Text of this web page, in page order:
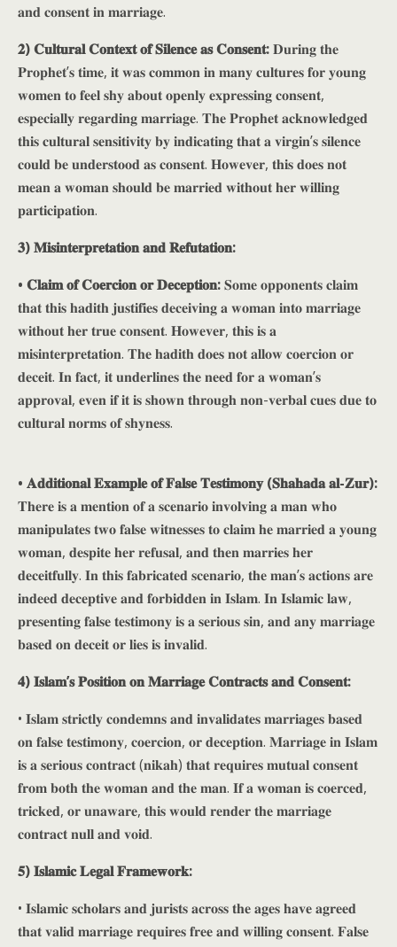
𝐚𝐧𝐝 𝐜𝐨𝐧𝐬𝐞𝐧𝐭 𝐢𝐧 𝐦𝐚𝐫𝐫𝐢𝐚𝐠𝐞.
𝟐) 𝐂𝐮𝐥𝐭𝐮𝐫𝐚𝐥 𝐂𝐨𝐧𝐭𝐞𝐱𝐭 𝐨𝐟 𝐒𝐢𝐥𝐞𝐧𝐜𝐞 𝐚𝐬 𝐂𝐨𝐧𝐬𝐞𝐧𝐭:𝐃𝐮𝐫𝐢𝐧𝐠 𝐭𝐡𝐞
𝐏𝐫𝐨𝐩𝐡𝐞𝐭’𝐬 𝐭𝐢𝐦𝐞, 𝐢𝐭 𝐰𝐚𝐬 𝐜𝐨𝐦𝐦𝐨𝐧 𝐢𝐧 𝐦𝐚𝐧𝐲 𝐜𝐮𝐥𝐭𝐮𝐫𝐞𝐬 𝐟𝐨𝐫 𝐲𝐨𝐮𝐧𝐠
𝐰𝐨𝐦𝐞𝐧 𝐭𝐨 𝐟𝐞𝐞𝐥 𝐬𝐡𝐲 𝐚𝐛𝐨𝐮𝐭 𝐨𝐩𝐞𝐧𝐥𝐲 𝐞𝐱𝐩𝐫𝐞𝐬𝐬𝐢𝐧𝐠 𝐜𝐨𝐧𝐬𝐞𝐧𝐭,
𝐞𝐬𝐩𝐞𝐜𝐢𝐚𝐥𝐥𝐲 𝐫𝐞𝐠𝐚𝐫𝐝𝐢𝐧𝐠 𝐦𝐚𝐫𝐫𝐢𝐚𝐠𝐞. 𝐓𝐡𝐞 𝐏𝐫𝐨𝐩𝐡𝐞𝐭 𝐚𝐜𝐤𝐧𝐨𝐰𝐥𝐞𝐝𝐠𝐞𝐝
𝐭𝐡𝐢𝐬 𝐜𝐮𝐥𝐭𝐮𝐫𝐚𝐥 𝐬𝐞𝐧𝐬𝐢𝐭𝐢𝐯𝐢𝐭𝐲 𝐛𝐲 𝐢𝐧𝐝𝐢𝐜𝐚𝐭𝐢𝐧𝐠 𝐭𝐡𝐚𝐭 𝐚 𝐯𝐢𝐫𝐠𝐢𝐧’𝐬 𝐬𝐢𝐥𝐞𝐧𝐜𝐞
𝐜𝐨𝐮𝐥𝐝 𝐛𝐞 𝐮𝐧𝐝𝐞𝐫𝐬𝐭𝐨𝐨𝐝 𝐚𝐬 𝐜𝐨𝐧𝐬𝐞𝐧𝐭. 𝐇𝐨𝐰𝐞𝐯𝐞𝐫, 𝐭𝐡𝐢𝐬 𝐝𝐨𝐞𝐬 𝐧𝐨𝐭
𝐦𝐞𝐚𝐧 𝐚 𝐰𝐨𝐦𝐚𝐧 𝐬𝐡𝐨𝐮𝐥𝐝 𝐛𝐞 𝐦𝐚𝐫𝐫𝐢𝐞𝐝 𝐰𝐢𝐭𝐡𝐨𝐮𝐭 𝐡𝐞𝐫 𝐰𝐢𝐥𝐥𝐢𝐧𝐠
𝐩𝐚𝐫𝐭𝐢𝐜𝐢𝐩𝐚𝐭𝐢𝐨𝐧.
𝟑) 𝐌𝐢𝐬𝐢𝐧𝐭𝐞𝐫𝐩𝐫𝐞𝐭𝐚𝐭𝐢𝐨𝐧 𝐚𝐧𝐝 𝐑𝐞𝐟𝐮𝐭𝐚𝐭𝐢𝐨𝐧:
• 𝐂𝐥𝐚𝐢𝐦 𝐨𝐟 𝐂𝐨𝐞𝐫𝐜𝐢𝐨𝐧 𝐨𝐫 𝐃𝐞𝐜𝐞𝐩𝐭𝐢𝐨𝐧:𝐒𝐨𝐦𝐞 𝐨𝐩𝐩𝐨𝐧𝐞𝐧𝐭𝐬 𝐜𝐥𝐚𝐢𝐦
𝐭𝐡𝐚𝐭 𝐭𝐡𝐢𝐬 𝐡𝐚𝐝𝐢𝐭𝐡 𝐣𝐮𝐬𝐭𝐢𝐟𝐢𝐞𝐬 𝐝𝐞𝐜𝐞𝐢𝐯𝐢𝐧𝐠 𝐚 𝐰𝐨𝐦𝐚𝐧 𝐢𝐧𝐭𝐨 𝐦𝐚𝐫𝐫𝐢𝐚𝐠𝐞
𝐰𝐢𝐭𝐡𝐨𝐮𝐭 𝐡𝐞𝐫 𝐭𝐫𝐮𝐞 𝐜𝐨𝐧𝐬𝐞𝐧𝐭. 𝐇𝐨𝐰𝐞𝐯𝐞𝐫, 𝐭𝐡𝐢𝐬 𝐢𝐬 𝐚
𝐦𝐢𝐬𝐢𝐧𝐭𝐞𝐫𝐩𝐫𝐞𝐭𝐚𝐭𝐢𝐨𝐧. 𝐓𝐡𝐞 𝐡𝐚𝐝𝐢𝐭𝐡 𝐝𝐨𝐞𝐬 𝐧𝐨𝐭 𝐚𝐥𝐥𝐨𝐰 𝐜𝐨𝐞𝐫𝐜𝐢𝐨𝐧 𝐨𝐫
𝐝𝐞𝐜𝐞𝐢𝐭. 𝐈𝐧 𝐟𝐚𝐜𝐭, 𝐢𝐭 𝐮𝐧𝐝𝐞𝐫𝐥𝐢𝐧𝐞𝐬 𝐭𝐡𝐞 𝐧𝐞𝐞𝐝 𝐟𝐨𝐫 𝐚 𝐰𝐨𝐦𝐚𝐧’𝐬
𝐚𝐩𝐩𝐫𝐨𝐯𝐚𝐥, 𝐞𝐯𝐞𝐧 𝐢𝐟 𝐢𝐭 𝐢𝐬 𝐬𝐡𝐨𝐰𝐧 𝐭𝐡𝐫𝐨𝐮𝐠𝐡 𝐧𝐨𝐧-𝐯𝐞𝐫𝐛𝐚𝐥 𝐜𝐮𝐞𝐬 𝐝𝐮𝐞 𝐭𝐨
𝐜𝐮𝐥𝐭𝐮𝐫𝐚𝐥 𝐧𝐨𝐫𝐦𝐬 𝐨𝐟 𝐬𝐡𝐲𝐧𝐞𝐬𝐬.
• 𝐀𝐝𝐝𝐢𝐭𝐢𝐨𝐧𝐚𝐥 𝐄𝐱𝐚𝐦𝐩𝐥𝐞 𝐨𝐟 𝐅𝐚𝐥𝐬𝐞 𝐓𝐞𝐬𝐭𝐢𝐦𝐨𝐧𝐲 (𝐒𝐡𝐚𝐡𝐚𝐝𝐚 𝐚𝐥-𝐙𝐮𝐫):
𝐓𝐡𝐞𝐫𝐞 𝐢𝐬 𝐚 𝐦𝐞𝐧𝐭𝐢𝐨𝐧 𝐨𝐟 𝐚 𝐬𝐜𝐞𝐧𝐚𝐫𝐢𝐨 𝐢𝐧𝐯𝐨𝐥𝐯𝐢𝐧𝐠 𝐚 𝐦𝐚𝐧 𝐰𝐡𝐨
𝐦𝐚𝐧𝐢𝐩𝐮𝐥𝐚𝐭𝐞𝐬 𝐭𝐰𝐨 𝐟𝐚𝐥𝐬𝐞 𝐰𝐢𝐭𝐧𝐞𝐬𝐬𝐞𝐬 𝐭𝐨 𝐜𝐥𝐚𝐢𝐦 𝐡𝐞 𝐦𝐚𝐫𝐫𝐢𝐞𝐝 𝐚 𝐲𝐨𝐮𝐧𝐠
𝐰𝐨𝐦𝐚𝐧, 𝐝𝐞𝐬𝐩𝐢𝐭𝐞 𝐡𝐞𝐫 𝐫𝐞𝐟𝐮𝐬𝐚𝐥, 𝐚𝐧𝐝 𝐭𝐡𝐞𝐧 𝐦𝐚𝐫𝐫𝐢𝐞𝐬 𝐡𝐞𝐫
𝐝𝐞𝐜𝐞𝐢𝐭𝐟𝐮𝐥𝐥𝐲. 𝐈𝐧 𝐭𝐡𝐢𝐬 𝐟𝐚𝐛𝐫𝐢𝐜𝐚𝐭𝐞𝐝 𝐬𝐜𝐞𝐧𝐚𝐫𝐢𝐨, 𝐭𝐡𝐞 𝐦𝐚𝐧’𝐬 𝐚𝐜𝐭𝐢𝐨𝐧𝐬 𝐚𝐫𝐞
𝐢𝐧𝐝𝐞𝐞𝐝 𝐝𝐞𝐜𝐞𝐩𝐭𝐢𝐯𝐞 𝐚𝐧𝐝 𝐟𝐨𝐫𝐛𝐢𝐝𝐝𝐞𝐧 𝐢𝐧 𝐈𝐬𝐥𝐚𝐦. 𝐈𝐧 𝐈𝐬𝐥𝐚𝐦𝐢𝐜 𝐥𝐚𝐰,
𝐩𝐫𝐞𝐬𝐞𝐧𝐭𝐢𝐧𝐠 𝐟𝐚𝐥𝐬𝐞 𝐭𝐞𝐬𝐭𝐢𝐦𝐨𝐧𝐲 𝐢𝐬 𝐚 𝐬𝐞𝐫𝐢𝐨𝐮𝐬 𝐬𝐢𝐧, 𝐚𝐧𝐝 𝐚𝐧𝐲 𝐦𝐚𝐫𝐫𝐢𝐚𝐠𝐞
𝐛𝐚𝐬𝐞𝐝 𝐨𝐧 𝐝𝐞𝐜𝐞𝐢𝐭 𝐨𝐫 𝐥𝐢𝐞𝐬 𝐢𝐬 𝐢𝐧𝐯𝐚𝐥𝐢𝐝.
𝟒) 𝐈𝐬𝐥𝐚𝐦’𝐬 𝐏𝐨𝐬𝐢𝐭𝐢𝐨𝐧 𝐨𝐧 𝐌𝐚𝐫𝐫𝐢𝐚𝐠𝐞 𝐂𝐨𝐧𝐭𝐫𝐚𝐜𝐭𝐬 𝐚𝐧𝐝 𝐂𝐨𝐧𝐬𝐞𝐧𝐭:
• 𝐈𝐬𝐥𝐚𝐦 𝐬𝐭𝐫𝐢𝐜𝐭𝐥𝐲 𝐜𝐨𝐧𝐝𝐞𝐦𝐧𝐬 𝐚𝐧𝐝 𝐢𝐧𝐯𝐚𝐥𝐢𝐝𝐚𝐭𝐞𝐬 𝐦𝐚𝐫𝐫𝐢𝐚𝐠𝐞𝐬 𝐛𝐚𝐬𝐞𝐝
𝐨𝐧 𝐟𝐚𝐥𝐬𝐞 𝐭𝐞𝐬𝐭𝐢𝐦𝐨𝐧𝐲, 𝐜𝐨𝐞𝐫𝐜𝐢𝐨𝐧, 𝐨𝐫 𝐝𝐞𝐜𝐞𝐩𝐭𝐢𝐨𝐧. 𝐌𝐚𝐫𝐫𝐢𝐚𝐠𝐞 𝐢𝐧 𝐈𝐬𝐥𝐚𝐦
𝐢𝐬 𝐚 𝐬𝐞𝐫𝐢𝐨𝐮𝐬 𝐜𝐨𝐧𝐭𝐫𝐚𝐜𝐭 (𝐧𝐢𝐤𝐚𝐡) 𝐭𝐡𝐚𝐭 𝐫𝐞𝐪𝐮𝐢𝐫𝐞𝐬 𝐦𝐮𝐭𝐮𝐚𝐥 𝐜𝐨𝐧𝐬𝐞𝐧𝐭
𝐟𝐫𝐨𝐦 𝐛𝐨𝐭𝐡 𝐭𝐡𝐞 𝐰𝐨𝐦𝐚𝐧 𝐚𝐧𝐝 𝐭𝐡𝐞 𝐦𝐚𝐧. 𝐈𝐟 𝐚 𝐰𝐨𝐦𝐚𝐧 𝐢𝐬 𝐜𝐨𝐞𝐫𝐜𝐞𝐝,
𝐭𝐫𝐢𝐜𝐤𝐞𝐝, 𝐨𝐫 𝐮𝐧𝐚𝐰𝐚𝐫𝐞, 𝐭𝐡𝐢𝐬 𝐰𝐨𝐮𝐥𝐝 𝐫𝐞𝐧𝐝𝐞𝐫 𝐭𝐡𝐞 𝐦𝐚𝐫𝐫𝐢𝐚𝐠𝐞
𝐜𝐨𝐧𝐭𝐫𝐚𝐜𝐭 𝐧𝐮𝐥𝐥 𝐚𝐧𝐝 𝐯𝐨𝐢𝐝.
𝟓) 𝐈𝐬𝐥𝐚𝐦𝐢𝐜 𝐋𝐞𝐠𝐚𝐥 𝐅𝐫𝐚𝐦𝐞𝐰𝐨𝐫𝐤:
• 𝐈𝐬𝐥𝐚𝐦𝐢𝐜 𝐬𝐜𝐡𝐨𝐥𝐚𝐫𝐬 𝐚𝐧𝐝 𝐣𝐮𝐫𝐢𝐬𝐭𝐬 𝐚𝐜𝐫𝐨𝐬𝐬 𝐭𝐡𝐞 𝐚𝐠𝐞𝐬 𝐡𝐚𝐯𝐞 𝐚𝐠𝐫𝐞𝐞𝐝
𝐭𝐡𝐚𝐭 𝐯𝐚𝐥𝐢𝐝 𝐦𝐚𝐫𝐫𝐢𝐚𝐠𝐞 𝐫𝐞𝐪𝐮𝐢𝐫𝐞𝐬 𝐟𝐫𝐞𝐞 𝐚𝐧𝐝 𝐰𝐢𝐥𝐥𝐢𝐧𝐠 𝐜𝐨𝐧𝐬𝐞𝐧𝐭. 𝐅𝐚𝐥𝐬𝐞